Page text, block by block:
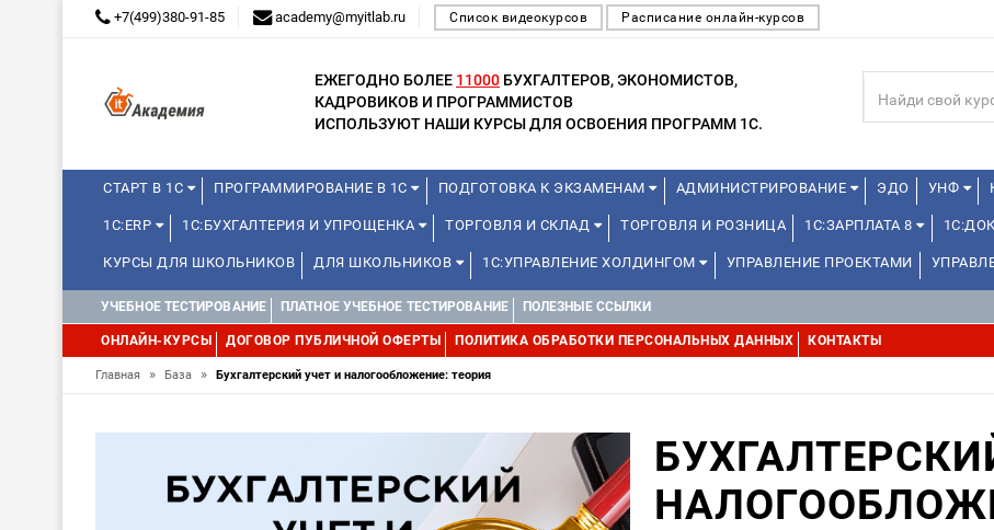
+7(499)380-91-85 academy@myitlab.ru Список видеокурсов Расписание онлайн-курсов
ЕЖЕГОДНО БОЛЕЕ 11000 БУХГАЛТЕРОВ, ЭКОНОМИСТОВ,
КАДРОВИКОВ И ПРОГРАММИСТОВ
ИСПОЛЬЗУЮТ НАШИ КУРСЫ ДЛЯ ОСВОЕНИЯ ПРОГРАММ 1С.
СТАРТ В 1С ПРОГРАММИРОВАНИЕ В 1С ПОДГОТОВКА К ЭКЗАМЕНАМ АДМИНИСТРИРОВАНИЕ ЭДО УНФ
1С:ERP 1С:БУХГАЛТЕРИЯ И УПРОЩЕНКА ТОРГОВЛЯ И СКЛАД ТОРГОВЛЯ И РОЗНИЦА 1С:ЗАРПЛАТА 8
КУРСЫ ДЛЯ ШКОЛЬНИКОВ ДЛЯ ШКОЛЬНИКОВ 1С:УПРАВЛЕНИЕ ХОЛДИНГОМ УПРАВЛЕНИЕ ПРОЕКТАМИ
WEB, JAVA И ANDROID
УЧЕБНОЕ ТЕСТИРОВАНИЕ ПЛАТНОЕ УЧЕБНОЕ ТЕСТИРОВАНИЕ ПОЛЕЗНЫЕ ССЫЛКИ
ОНЛАЙН-КУРСЫ ДОГОВОР ПУБЛИЧНОЙ ОФЕРТЫ ПОЛИТИКА ОБРАБОТКИ ПЕРСОНАЛЬНЫХ ДАННЫХ КОНТАКТЫ
Главная » База » Бухгалтерский учет и налогообложение: теория